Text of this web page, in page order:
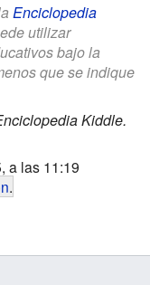
Enciclopedia
utilizar
bajo la
que se indique
Kiddle.
a las 11:19
.